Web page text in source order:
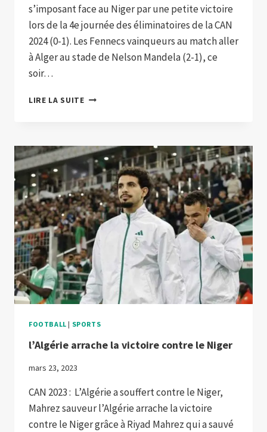
s’imposant face au Niger par une petite victoire
lors de la 4e journée des éliminatoires de la CAN
2024 (0-1). Les Fennecs vainqueurs au match aller
à Alger au stade de Nelson Mandela (2-1), ce
soir…
LIRE LA SUITELES
TROP
TÔT
FOOTBALL | SPORTS
l’Algérie arrache la victoire contre le Niger
mars 23, 2023
CAN 2023 : L’Algérie a souffert contre le Niger,
Mahrez sauveur l’Algérie arrache la victoire
contre le Niger grâce à Riyad Mahrez qui a sauvé